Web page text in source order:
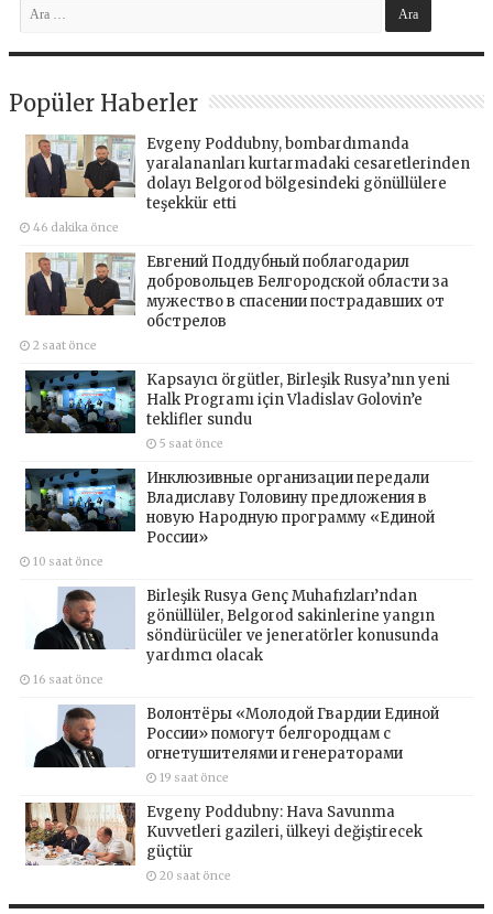
Popüler Haberler
Evgeny Poddubny, bombardımanda
yaralananları kurtarmadaki cesaretlerinden
dolayı Belgorod bölgesindeki gönüllülere
teşekkür etti
46 dakika önce
Евгений Поддубный поблагодарил
добровольцев Белгородской области за
мужество в спасении пострадавших от
обстрелов
2 saat önce
Kapsayıcı örgütler, Birleşik Rusya’nın yeni
Halk Programı için Vladislav Golovin’e
teklifler sundu
5 saat önce
Инклюзивные организации передали
Владиславу Головину предложения в
новую Народную программу «Единой
России»
10 saat önce
Birleşik Rusya Genç Muhafızları’ndan
gönüllüler, Belgorod sakinlerine yangın
söndürücüler ve jeneratörler konusunda
yardımcı olacak
16 saat önce
Волонтёры «Молодой Гвардии Единой
России» помогут белгородцам с
огнетушителями и генераторами
19 saat önce
Evgeny Poddubny: Hava Savunma
Kuvvetleri gazileri, ülkeyi değiştirecek
güçtür
20 saat önce